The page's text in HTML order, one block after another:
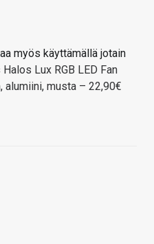
myös käyttämällä jotain
Lux RGB LED Fan
alumiini, musta – 22,90€